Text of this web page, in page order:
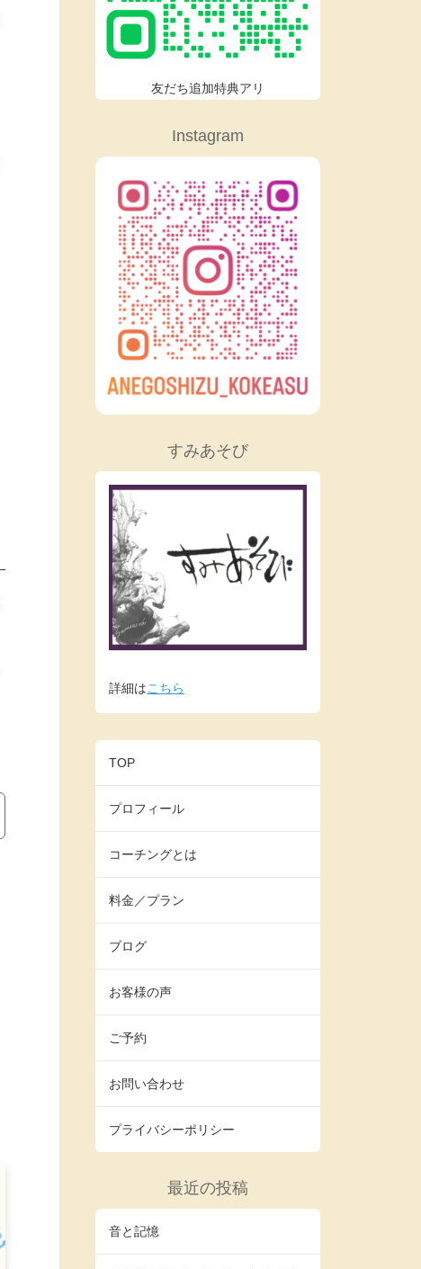
友だち追加特典アリ
Instagram
すみあそび
詳細はこちら
TOP
プロフィール
コーチングとは
料金／プラン
ブログ
お客様の声
ご予約
お問い合わせ
プライバシーポリシー
最近の投稿
音と記憶